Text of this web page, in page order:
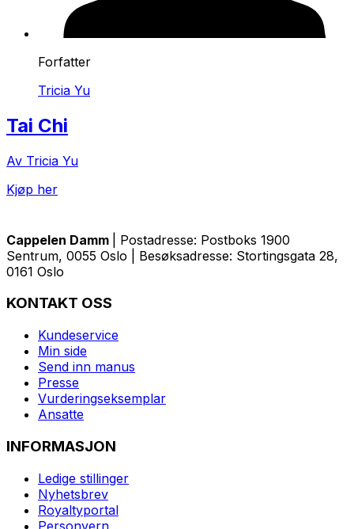
Forfatter
Tricia Yu
Tai Chi
Av Tricia Yu
Kjøp her
Cappelen Damm
| Postadresse: Postboks 1900
Sentrum, 0055 Oslo | Besøksadresse: Stortingsgata 28,
0161 Oslo
KONTAKT OSS
Kundeservice
Min side
Send inn manus
Presse
Vurderingseksemplar
Ansatte
INFORMASJON
Ledige stillinger
Nyhetsbrev
Royaltyportal
Personvern